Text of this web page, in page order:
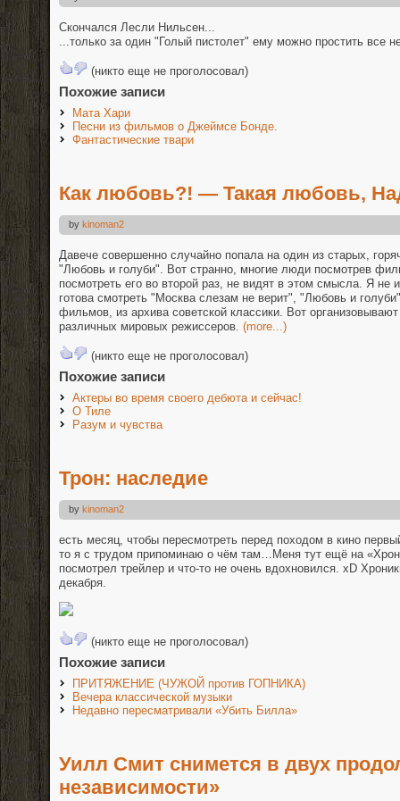
Скончался Лесли Нильсен...
...только за один "Голый пистолет" ему можно простить все
(никто еще не проголосовал)
Похожие записи
Мата Хари
Песни из фильмов о Джеймсе Бонде.
Фантастические твари
Как любовь?! — Такая любовь,
by kinoman2
Давече совершенно случайно попала на один из старых,
"Любовь и голуби". Вот странно, многие люди посмотрев
посмотреть его во второй раз, не видят в этом смысла. Я не
готова смотреть "Москва слезам не верит", "Любовь и
фильмов, из архива советской классики. Вот
различных мировых режиссеров. (more...)
(никто еще не проголосовал)
Похожие записи
Актеры во время своего дебюта и сейчас!
О Тиле
Разум и чувства
Трон: наследие
by kinoman2
есть месяц, чтобы пересмотреть перед походом в кино
то я с трудом припоминаю о чём там…Меня тут ещё на
посмотрел трейлер и что-то не очень вдохновился. xD
декабря.
(никто еще не проголосовал)
Похожие записи
ПРИТЯЖЕНИЕ (ЧУЖОЙ против ГОПНИКА)
Вечера классической музыки
Недавно пересматривали «Убить Билла»
Уилл Смит снимется в двух
независимости»